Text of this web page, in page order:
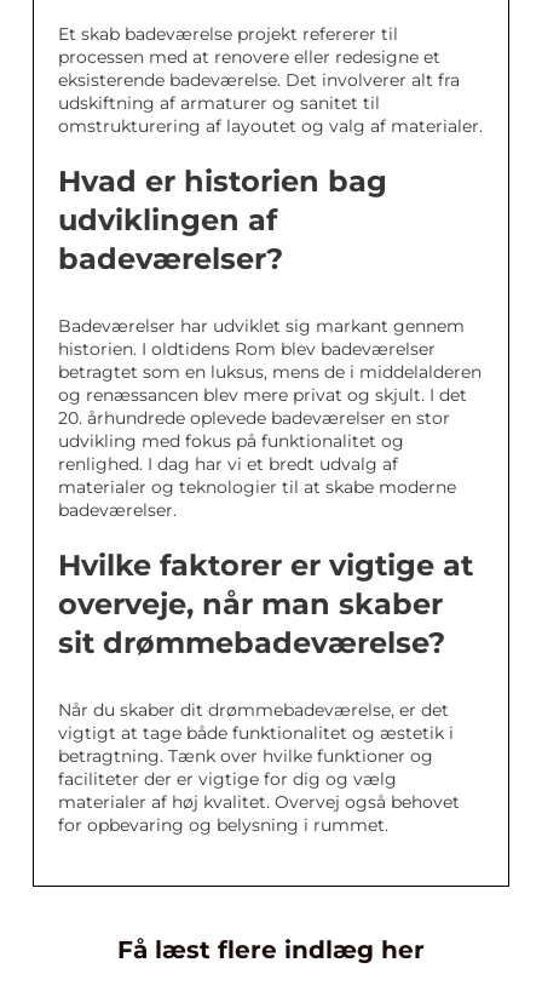
Et skab badeværelse projekt refererer til
processen med at renovere eller redesigne et
eksisterende badeværelse. Det involverer alt fra
udskiftning af armaturer og sanitet til
omstrukturering af layoutet og valg af materialer.
Hvad er historien bag
udviklingen af
badeværelser?
Badeværelser har udviklet sig markant gennem
historien. I oldtidens Rom blev badeværelser
betragtet som en luksus, mens de i middelalderen
og renæssancen blev mere privat og skjult. I det
20. århundrede oplevede badeværelser en stor
udvikling med fokus på funktionalitet og
renlighed. I dag har vi et bredt udvalg af
materialer og teknologier til at skabe moderne
badeværelser.
Hvilke faktorer er vigtige at
overveje, når man skaber
sit drømmebadeværelse?
Når du skaber dit drømmebadeværelse, er det
vigtigt at tage både funktionalitet og æstetik i
betragtning. Tænk over hvilke funktioner og
faciliteter der er vigtige for dig og vælg
materialer af høj kvalitet. Overvej også behovet
for opbevaring og belysning i rummet.
Få læst flere indlæg her